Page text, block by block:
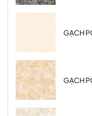
GẠCH
GẠCH